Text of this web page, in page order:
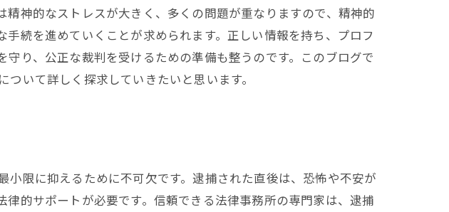
神的なストレスが大きく、多くの問題が重なりますので、精神的
続を進めていくことが求められます。正しい情報を持ち、プロフ
り、公正な裁判を受けるための準備も整うのです。このブログで
いて詳しく探求していきたいと思います。
限に抑えるために不可欠です。逮捕された直後は、恐怖や不安が
的サポートが必要です。信頼できる法律事務所の専門家は、逮捕